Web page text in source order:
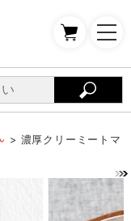
> 濃厚クリーミートマ